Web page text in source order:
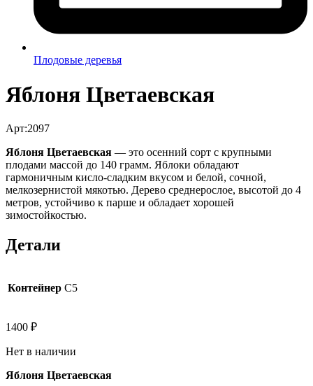
Плодовые деревья
Яблоня Цветаевская
Арт:2097
Яблоня Цветаевская — это осенний сорт с крупными
плодами массой до 140 грамм. Яблоки обладают
гармоничным кисло-сладким вкусом и белой, сочной,
мелкозернистой мякотью. Дерево среднерослое, высотой до 4
метров, устойчиво к парше и обладает хорошей
зимостойкостью.
Детали
Контейнер C5
1400 ₽
Нет в наличии
Яблоня Цветаевская